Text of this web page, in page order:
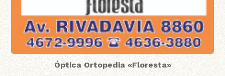
Óptica Ortopedia «Floresta»